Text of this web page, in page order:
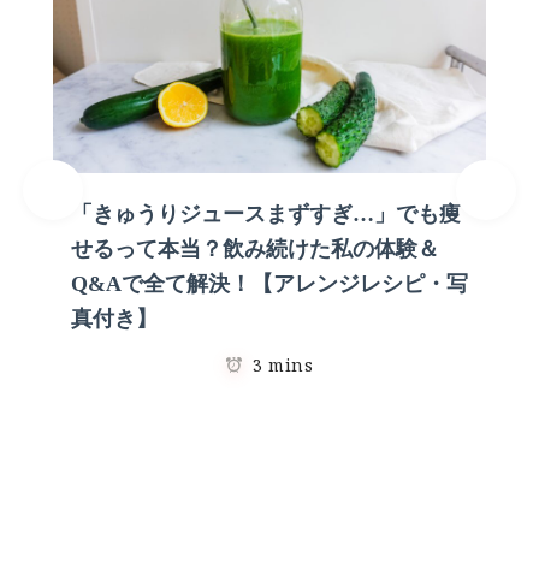
「きゅうりジュースまずすぎ…」でも痩
せるって本当？飲み続けた私の体験＆
Q&Aで全て解決！【アレンジレシピ・写
真付き】
3 mins